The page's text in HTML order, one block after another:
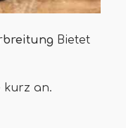
Bietet
kurz an.